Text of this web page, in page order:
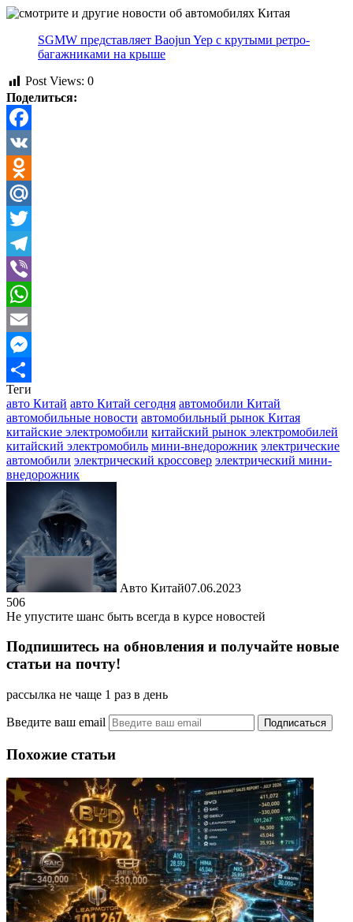
SGMW представляет Baojun Yep с крутыми ретро-
багажниками на крыше
Post Views: 0
Поделиться:
Facebook
VK
Odnoklassniki
Mail.Ru
Twitter
Telegram
Viber
WhatsApp
Email
Messenger
Отправить
Теги
авто Китай авто Китай сегодня автомобили Китай
автомобильные новости автомобильный рынок Китая
китайские электромобили китайский рынок электромобилей
китайский электромобиль мини-внедорожник электрические
автомобили электрический кроссовер электрический мини-
внедорожник
Авто Китай07.06.2023
506
Не упустите шанс быть всегда в курсе новостей
Подпишитесь на обновления и получайте новые
статьи на почту!
рассылка не чаще 1 раз в день
Введите ваш email
Похожие статьи